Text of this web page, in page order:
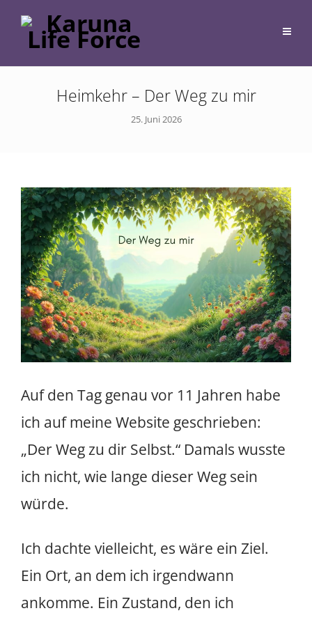
Heimkehr – Der Weg zu mir
25. Juni 2026
Auf den Tag genau vor 11 Jahren habe
ich auf meine Website geschrieben:
„Der Weg zu dir Selbst.“ Damals wusste
ich nicht, wie lange dieser Weg sein
würde.
Ich dachte vielleicht, es wäre ein Ziel.
Ein Ort, an dem ich irgendwann
ankomme. Ein Zustand, den ich